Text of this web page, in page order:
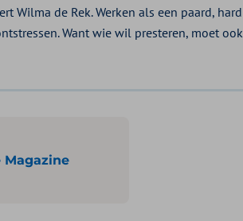
Wilma de Rek. Werken als een paard, hard
Want wie wil presteren, moet ook
Magazine